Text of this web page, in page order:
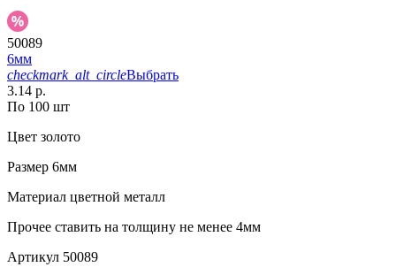
50089
6мм
checkmark_alt_circleВыбрать
3.14 р.
По 100 шт
Цвет золото
Размер 6мм
Материал цветной металл
Прочее ставить на толщину не менее 4мм
Артикул 50089